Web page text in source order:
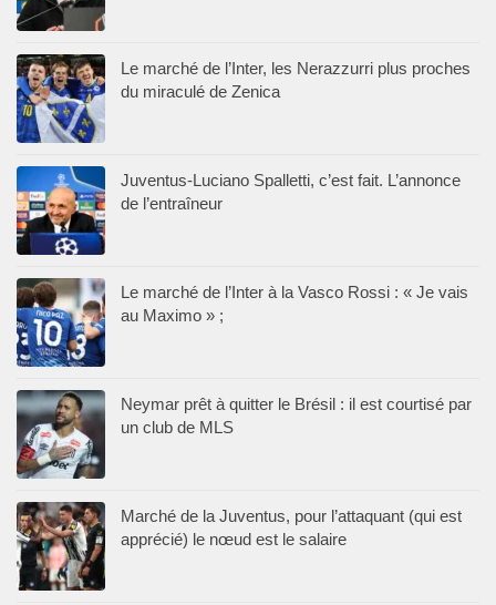
Le marché de l’Inter, les Nerazzurri plus proches
du miraculé de Zenica
Juventus-Luciano Spalletti, c’est fait. L’annonce
de l’entraîneur
Le marché de l’Inter à la Vasco Rossi : « Je vais
au Maximo » ;
Neymar prêt à quitter le Brésil : il est courtisé par
un club de MLS
Marché de la Juventus, pour l’attaquant (qui est
apprécié) le nœud est le salaire